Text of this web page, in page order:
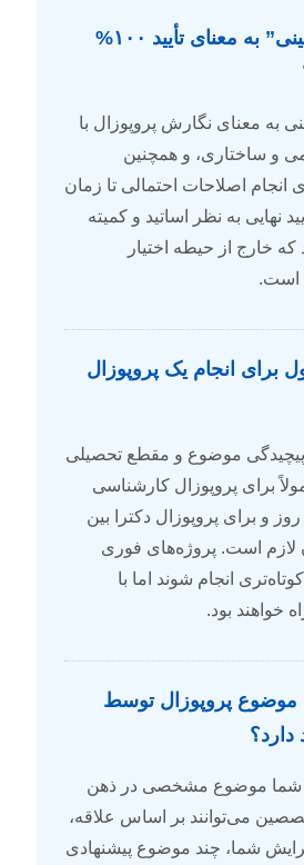
آیا خدمات “تضمینی” به معنای تأیید ۱۰۰%
به معنای نگارش پروپوزال با
و ساختاری، و همچنین
انجام اصلاحات احتمالی تا زمان
نهایی به نظر اساتید و کمیته
خارج از حیطه اختیار
است.
برای انجام یک پروپوزال
پیچیدگی موضوع و مقطع تحصیلی
برای پروپوزال کارشناسی
ارشد بین ۱۰ تا ۲۵ روز و برای پروپوزال دکترا بین
زمان لازم است. پروژه‌های فوری
انجام شوند اما با
خواهند بود.
موضوع پروپوزال توسط
شما موضوع مشخصی در ذهن
می‌توانند بر اساس علاقه،
شما، چند موضوع پیشنهادی